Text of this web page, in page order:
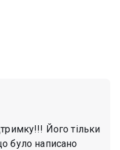
Його тільки
було написано